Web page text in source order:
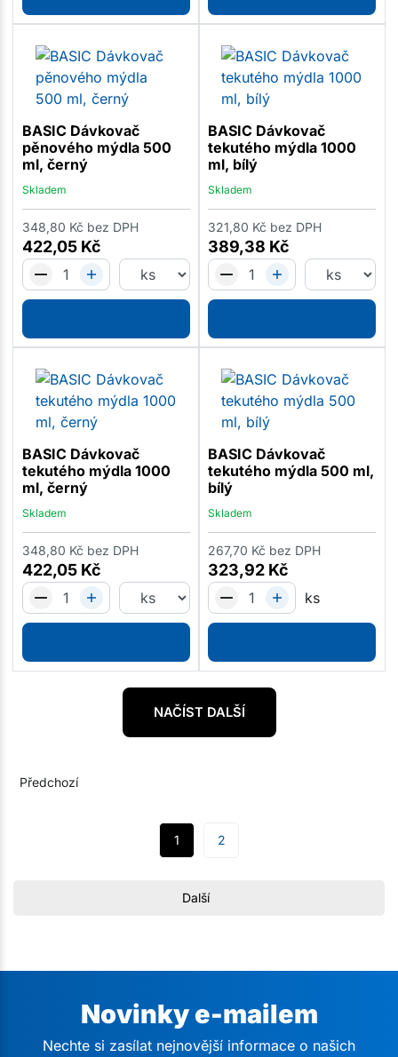
BASIC Dávkovač
pěnového mýdla 500
ml, černý
Skladem
422,05 Kč
348,80 Kč bez DPH
BASIC Dávkovač
tekutého mýdla 1000
ml, bílý
Skladem
389,38 Kč
321,80 Kč bez DPH
BASIC Dávkovač
tekutého mýdla 1000
ml, černý
Skladem
422,05 Kč
348,80 Kč bez DPH
BASIC Dávkovač
tekutého mýdla 500 ml,
bílý
Skladem
323,92 Kč
267,70 Kč bez DPH
ks
NAČÍST DALŠÍ
Předchozí
1 2
Další
Novinky e-mailem
Nechte si zasílat nejnovější informace o našich